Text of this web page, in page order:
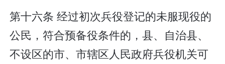
第十六条 经过初次兵役登记的未服现役的
公民，符合预备役条件的，县、自治县、
不设区的市、市辖区人民政府兵役机关可